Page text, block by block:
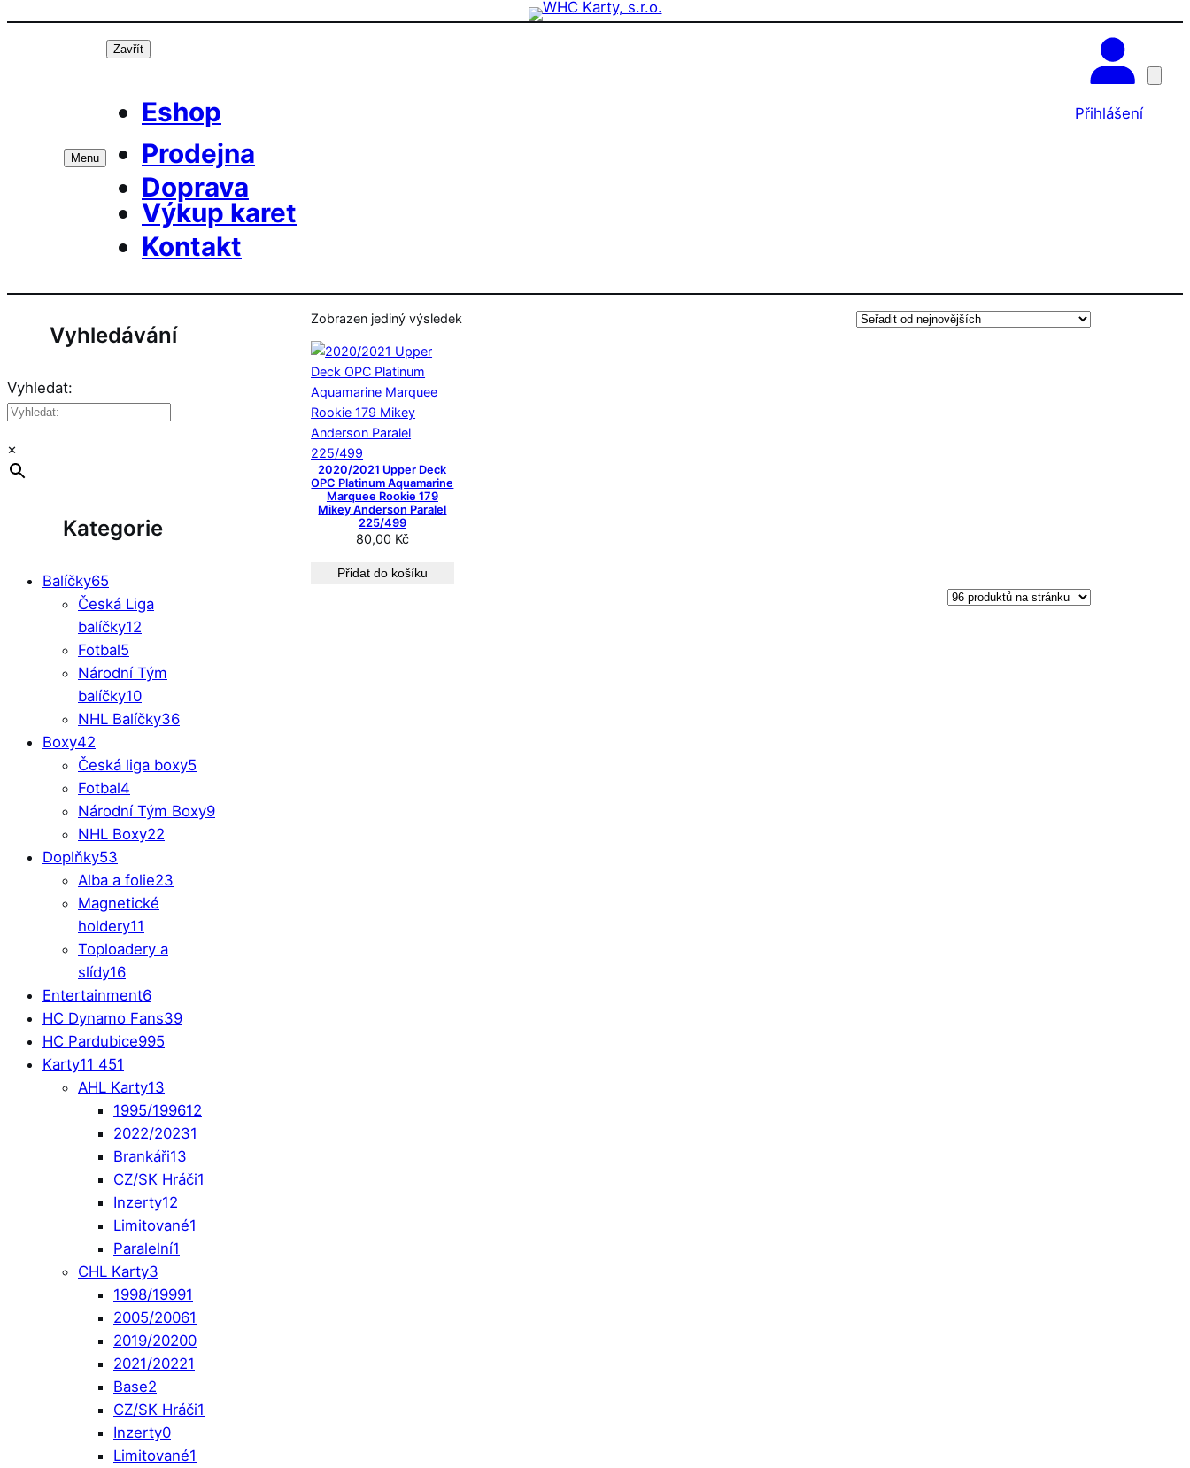
Přeskočit
Menu
Zavřít
Eshop
Prodejna
Doprava
Výkup karet
Kontakt
Přihlášení
Vyhledávání
Vyhledat:
×
Kategorie
Balíčky65
Česká Liga
balíčky12
Fotbal5
Národní Tým
balíčky10
NHL Balíčky36
Boxy42
Česká liga boxy5
Fotbal4
Národní Tým Boxy9
NHL Boxy22
Doplňky53
Alba a folie23
Magnetické
holdery11
Toploadery a
slídy16
Entertainment6
HC Dynamo Fans39
HC Pardubice995
Karty11 451
AHL Karty13
1995/199612
2022/20231
Brankáři13
CZ/SK Hráči1
Inzerty12
Limitované1
Paralelní1
CHL Karty3
1998/19991
2005/20061
2019/20200
2021/20221
Base2
CZ/SK Hráči1
Inzerty0
Limitované1
Zobrazen jediný výsledek
2020/2021 Upper Deck
OPC Platinum Aquamarine
Marquee Rookie 179
Mikey Anderson Paralel
225/499
80,00 Kč
Přidat do košíku